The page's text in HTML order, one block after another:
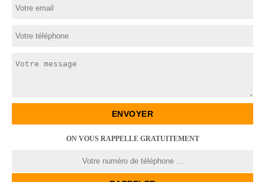
ON VOUS RAPPELLE GRATUITEMENT